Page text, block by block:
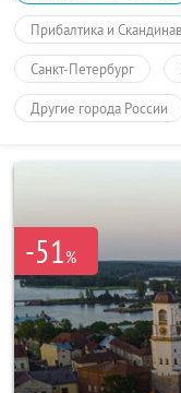
Прибалтика и
Санкт-Петербург
Другие города России
-51%